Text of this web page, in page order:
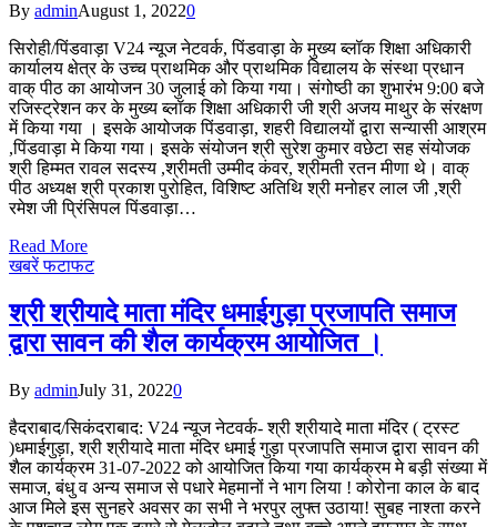
By adminAugust 1, 20220
सिरोही/पिंडवाड़ा V24 न्यूज नेटवर्क, पिंडवाड़ा के मुख्य ब्लॉक शिक्षा अधिकारी
कार्यालय क्षेत्र के उच्च प्राथमिक और प्राथमिक विद्यालय के संस्था प्रधान
वाक् पीठ का आयोजन 30 जुलाई को किया गया। संगोष्ठी का शुभारंभ 9:00 बजे
रजिस्ट्रेशन कर के मुख्य ब्लॉक शिक्षा अधिकारी जी श्री अजय माथुर के संरक्षण
में किया गया । इसके आयोजक पिंडवाड़ा, शहरी विद्यालयों द्वारा सन्यासी आश्रम
,पिंडवाड़ा मे किया गया। इसके संयोजन श्री सुरेश कुमार वछेटा सह संयोजक
श्री हिम्मत रावल सदस्य ,श्रीमती उम्मीद कंवर, श्रीमती रतन मीणा थे। वाक्
पीठ अध्यक्ष श्री प्रकाश पुरोहित, विशिष्ट अतिथि श्री मनोहर लाल जी ,श्री
रमेश जी प्रिंसिपल पिंडवाड़ा…
Read More
खबरें फटाफट
श्री श्रीयादे माता मंदिर धमाईगुड़ा प्रजापति समाज
द्वारा सावन की शैल कार्यक्रम आयोजित ।
By adminJuly 31, 20220
हैदराबाद/सिकंदराबाद: V24 न्यूज नेटवर्क- श्री श्रीयादे माता मंदिर ( ट्रस्ट
)धमाईगुड़ा, श्री श्रीयादे माता मंदिर धमाई गुड़ा प्रजापति समाज द्वारा सावन की
शैल कार्यक्रम 31-07-2022 को आयोजित किया गया कार्यक्रम मे बड़ी संख्या में
समाज, बंधु व अन्य समाज से पधारे मेहमानों ने भाग लिया ! कोरोना काल के बाद
आज मिले इस सुनहरे अवसर का सभी ने भरपुर लुफ्त उठाया! सुबह नाश्ता करने